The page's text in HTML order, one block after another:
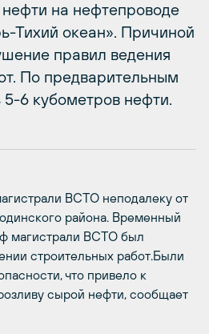
на нефтепроводе
Тихий океан». Причиной
правил ведения
По предварительным
6 кубометров нефти.
ВСТО неподалеку от
района. Временный
магистрали ВСТО был
строительных работ.Были
что привело к
сырой нефти, сообщает